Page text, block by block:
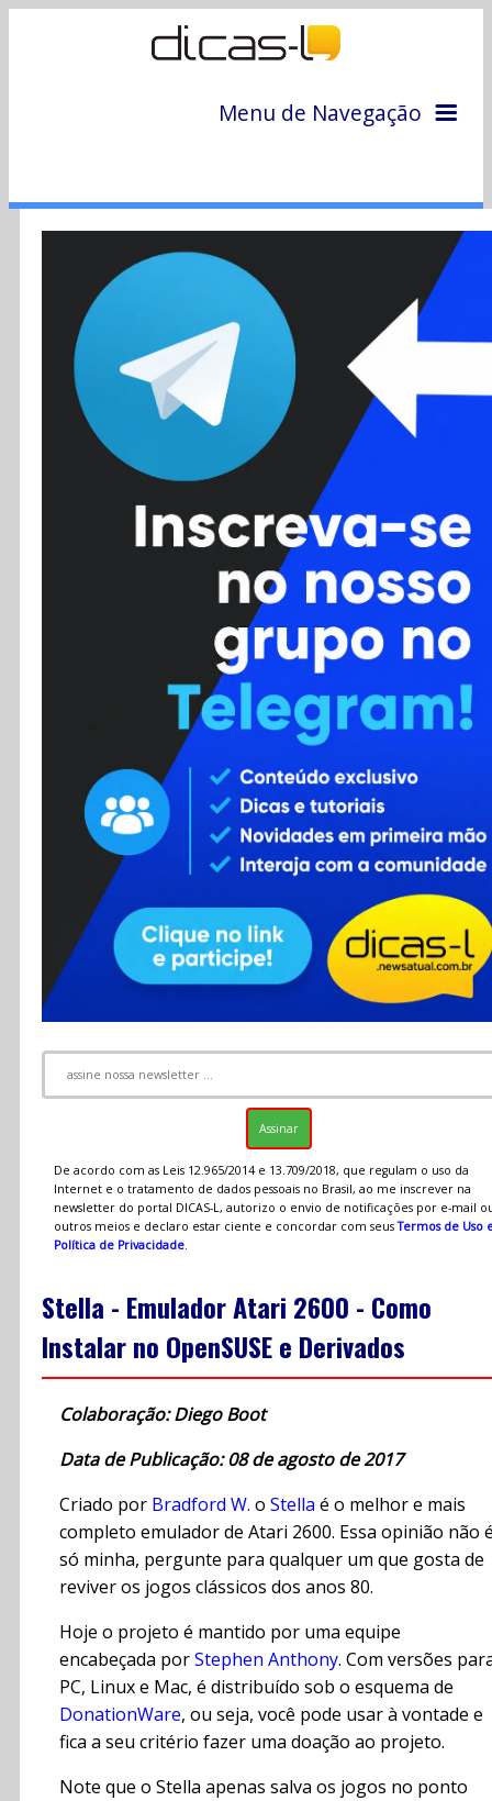
Menu de Navegação
Colunas
Colaboradores
Cursos
Enviar Dica
Contato
RSS
De acordo com as Leis 12.965/2014 e 13.709/2018, que regulam o uso da
Internet e o tratamento de dados pessoais no Brasil, ao me inscrever na
newsletter do portal DICAS-L, autorizo o envio de notificações por e-mail
outros meios e declaro estar ciente e concordar com seusTermos de Uso
Política de Privacidade.
Stella - Emulador Atari 2600 - Como
Instalar no OpenSUSE e Derivados
Colaboração: Diego Boot
Data de Publicação: 08 de agosto de 2017
Criado por Bradford W. o Stella é o melhor e mais
completo emulador de Atari 2600. Essa opinião não
só minha, pergunte para qualquer um que gosta de
reviver os jogos clássicos dos anos 80.
Hoje o projeto é mantido por uma equipe
encabeçada porStephen Anthony. Com versões
PC, Linux e Mac, é distribuído sob o esquema de
DonationWare, ou seja, você pode usar à vontade e
fica a seu critério fazer uma doação ao projeto.
Note que o Stella apenas salva os jogos no ponto